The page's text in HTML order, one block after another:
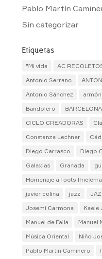
Pablo Martín
Sin categorizar
Etiquetas
"Mi vida AC
Antonio Serrano
Antonio Sánchez
Bandolero
BARCELONA
CICLO CREADORAS
Constanza Lechner
Diego Carrasco
Diego
Galaxias
Granada
Homenaje a Toots
javier colina
jazz
Josemi Carmona
Kaele
Manuel de Falla
Manuel
Música Oriental
Niño
Pablo Martín Caminero